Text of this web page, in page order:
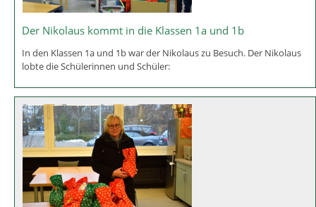
Der Nikolaus kommt in die Klassen 1a und 1b
In den Klassen 1a und 1b war der Nikolaus zu Besuch. Der Nikolaus
lobte die Schülerinnen und Schüler: